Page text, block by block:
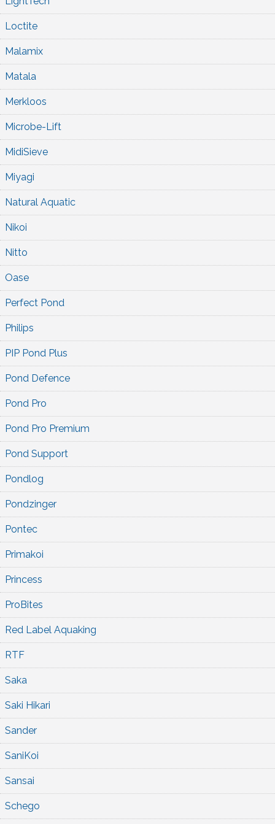
Loctite
Malamix
Matala
Merkloos
Microbe-Lift
MidiSieve
Miyagi
Natural Aquatic
Nikoi
Nitto
Oase
Perfect Pond
Philips
PIP Pond Plus
Pond Defence
Pond Pro
Pond Pro Premium
Pond Support
Pondlog
Pondzinger
Pontec
Primakoi
Princess
ProBites
Red Label Aquaking
RTF
Saka
Saki Hikari
Sander
SaniKoi
Sansai
Schego